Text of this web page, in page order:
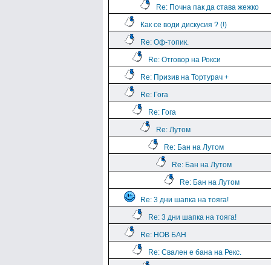
Re: Почна пак да става жежко
Как се води дискусия ? (!)
Re: Оф-топик.
Re: Отговор на Рокси
Re: Призив на Тортурач +
Re: Гога
Re: Гога
Re: Лутом
Re: Бан на Лутом
Re: Бан на Лутом
Re: Бан на Лутом
Re: 3 дни шапка на тояга!
Re: 3 дни шапка на тояга!
Re: НОВ БАН
Re: Свален е бана на Рекс.